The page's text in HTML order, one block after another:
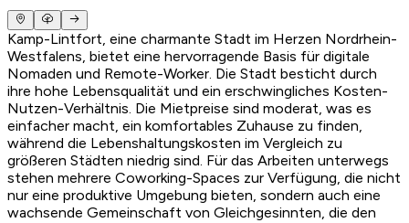
Kamp-Lintfort, eine charmante Stadt im Herzen Nordrhein-
Westfalens, bietet eine hervorragende Basis für digitale
Nomaden und Remote-Worker. Die Stadt besticht durch
ihre hohe Lebensqualität und ein erschwingliches Kosten-
Nutzen-Verhältnis. Die Mietpreise sind moderat, was es
einfacher macht, ein komfortables Zuhause zu finden,
während die Lebenshaltungskosten im Vergleich zu
größeren Städten niedrig sind. Für das Arbeiten unterwegs
stehen mehrere Coworking-Spaces zur Verfügung, die nicht
nur eine produktive Umgebung bieten, sondern auch eine
wachsende Gemeinschaft von Gleichgesinnten, die den